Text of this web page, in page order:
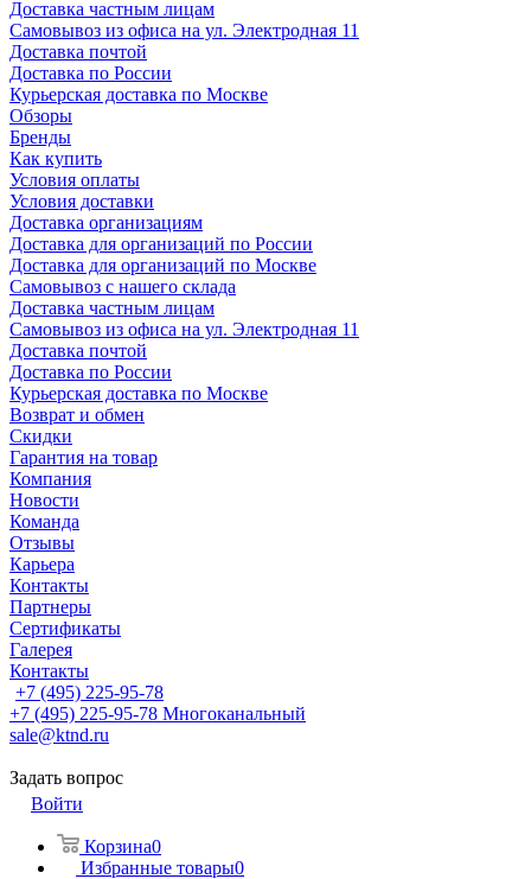
Доставка частным лицам
Самовывоз из офиса на ул. Электродная 11
Доставка почтой
Доставка по России
Курьерская доставка по Москве
Обзоры
Бренды
Как купить
Условия оплаты
Условия доставки
Доставка организациям
Доставка для организаций по России
Доставка для организаций по Москве
Самовывоз с нашего склада
Доставка частным лицам
Самовывоз из офиса на ул. Электродная 11
Доставка почтой
Доставка по России
Курьерская доставка по Москве
Возврат и обмен
Скидки
Гарантия на товар
Компания
Новости
Команда
Отзывы
Карьера
Контакты
Партнеры
Сертификаты
Галерея
Контакты
+7 (495) 225-95-78
+7 (495) 225-95-78 Многоканальный
sale@ktnd.ru
Задать вопрос
Войти
Корзина0
Избранные товары0